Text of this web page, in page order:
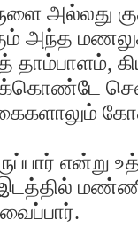
அல்லது
அந்த
என்று